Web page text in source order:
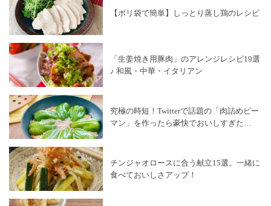
節約料理×肉料理 ×肉料理
スパイス・香辛料×肉料理
下味冷凍×肉料理
牛乳×肉料理 わさび ×肉料理 ポン酢 ×肉料理
炊飯器レシピ×肉料理
パーティー料理×肉料理
魚×肉料理 ワイン ×肉料理 塩×肉料理
献立×肉料理 ホットプレートレシピ
糖質オフレシピ×肉料理
電子レンジレシピ×肉料理
【ポリ袋で簡単】しっとり蒸し鶏のレシピ
「生姜焼き用豚肉」のアレンジレシピ19選
♪ 和風・中華・イタリアン
究極の時短！Twitterで話題の「肉詰めピー
マン」を作ったら豪快でおいしすぎた…
チンジャオロースに合う献立15選。一緒に
食べておいしさアップ！